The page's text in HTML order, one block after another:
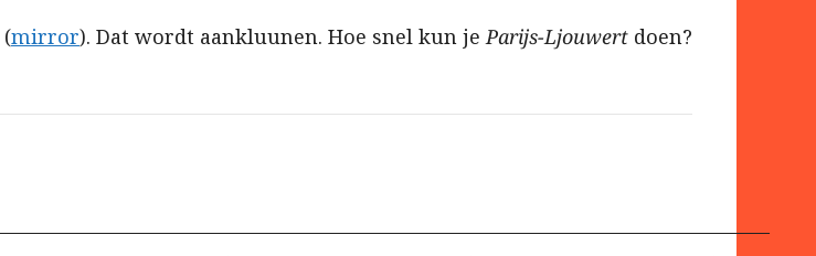
(mirror). Dat wordt aankluunen. Hoe snel kun jeParijs-Ljouwert doen?